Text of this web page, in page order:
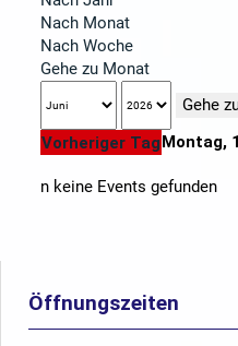
Nach Monat
Nach Woche
Gehe zu Monat
Gehe
Vorheriger Tag Montag,
n keine Events gefunden
Öffnungszeiten